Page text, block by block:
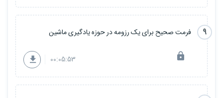
9 فرمت صحیح برای یک رزومه در حوزه یادگیری ماشین
00:05:53